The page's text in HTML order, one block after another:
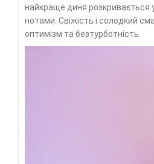
найкраще диня розкривається
нотами. Свіжість і солодкий
оптимізм та безтурботність.